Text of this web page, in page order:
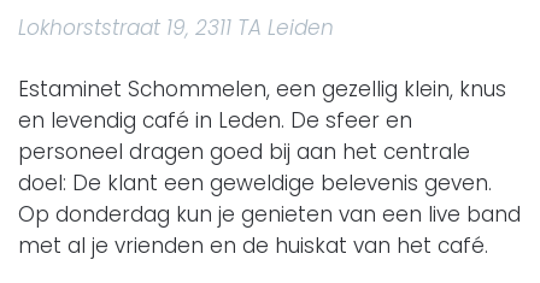
Lokhorststraat 19, 2311 TA Leiden
Estaminet Schommelen, een gezellig klein, knus
en levendig café in Leden. De sfeer en
personeel dragen goed bij aan het centrale
doel: De klant een geweldige belevenis geven.
Op donderdag kun je genieten van een live band
met al je vrienden en de huiskat van het café.